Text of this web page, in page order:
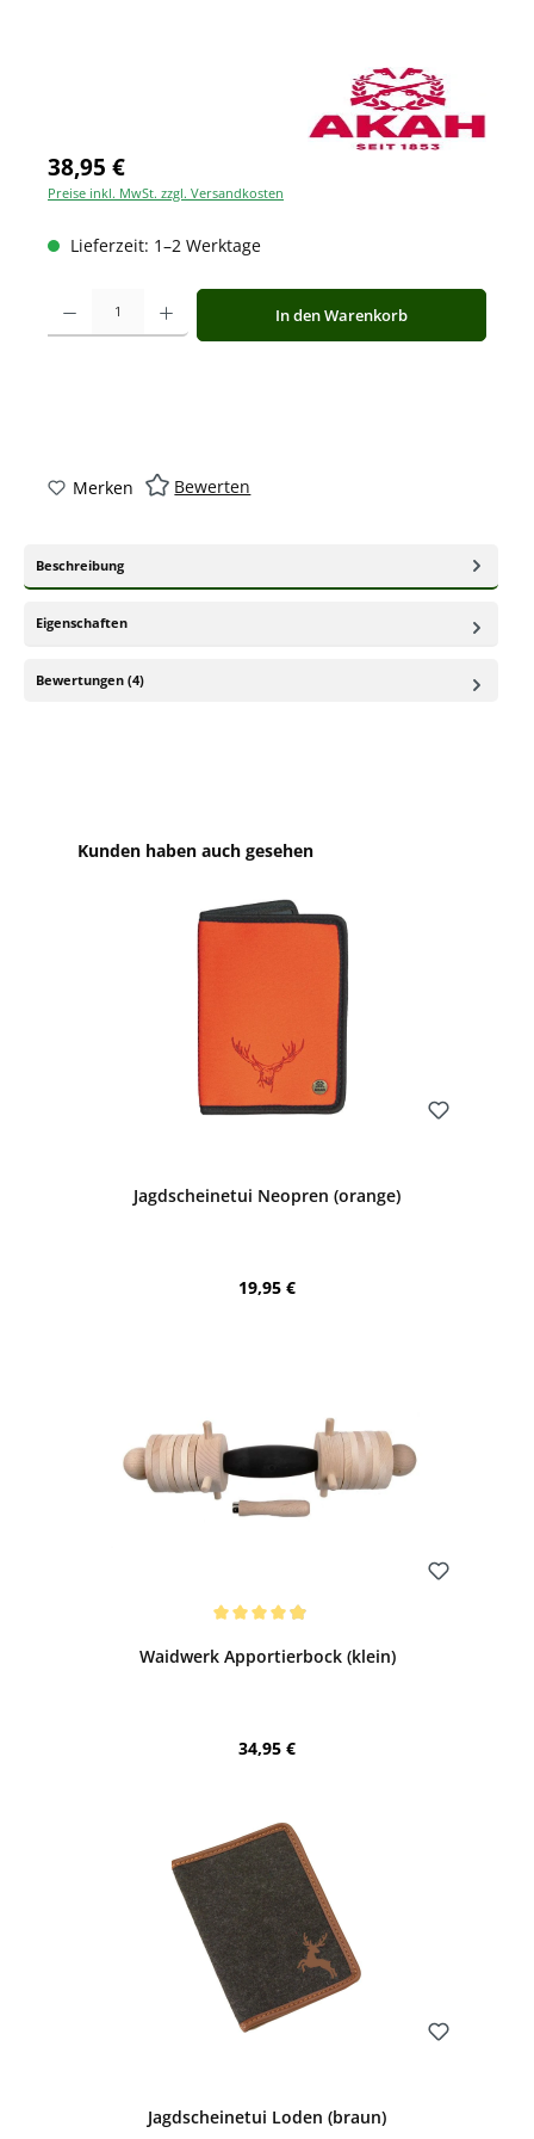
38,95 €
Preise inkl. MwSt. zzgl. Versandkosten
Lieferzeit: 1–2 Werktage
Produkt Anzahl: Gib den gewünschten Wert ein oder benutze die
In den Warenkorb
Merken Bewerten
Beschreibung
Eigenschaften
Bewertungen (4)
Produktgalerie überspringen
Kunden haben auch gesehen
Jagdscheinetui Neopren (orange)
Regulärer Preis:
19,95 €
Waidwerk Apportierbock (klein)
Regulärer Preis:
34,95 €
Jagdscheinetui Loden (braun)